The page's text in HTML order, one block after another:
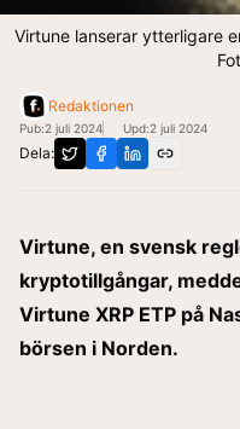
Virtune lanserar ytterligare
Redaktionen
Pub:2 juli 2024 Upd:2 juli 2024
Dela:
Virtune, en svensk
kryptotillgångar,
Virtune XRP ETP på
börsen i Norden.